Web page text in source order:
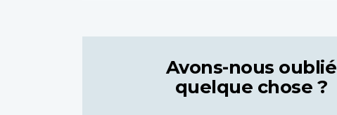
Avons-nous oublié
quelque chose ?